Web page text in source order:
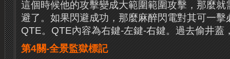
這個時候他的攻擊變成大範圍範圍攻擊，那麼就
避了。如果閃避成功，那麼麻醉閃電對其可一擊
QTE。QTE內容為右鍵-左鍵-右鍵。過去偷井蓋
第4關-全景監獄標記